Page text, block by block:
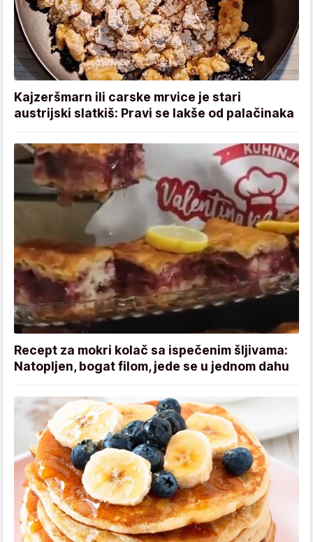
Kajzeršmarn ili carske mrvice je stari
austrijski slatkiš: Pravi se lakše od palačinaka
Recept za mokri kolač sa ispečenim šljivama:
Natopljen, bogat filom, jede se u jednom dahu